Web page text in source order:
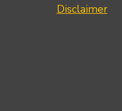
Disclaimer